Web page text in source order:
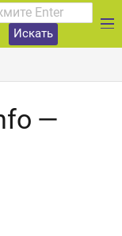
Искать
—